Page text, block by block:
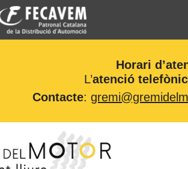
Horari
L’atenció
Contacte: